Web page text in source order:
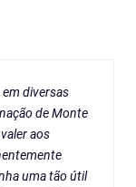
diversas
de Monte
aos
uma tão útil